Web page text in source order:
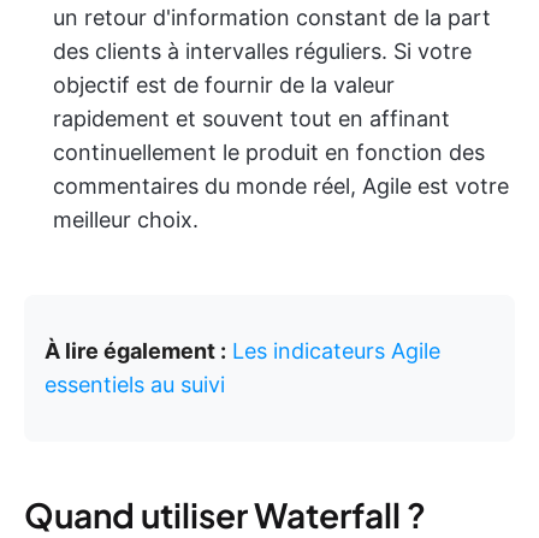
un retour d'information constant de la part
des clients à intervalles réguliers. Si votre
objectif est de fournir de la valeur
rapidement et souvent tout en affinant
continuellement le produit en fonction des
commentaires du monde réel, Agile est votre
meilleur choix.
À lire également : Les indicateurs Agile
essentiels au suivi
Quand utiliser Waterfall ?